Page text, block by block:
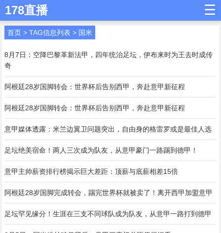
178直播 ☰
首页> TAG信息列表 > 国米
8月7日：空降巴黎革新法甲，四年统治足坛，伊布来时为王去时成传
奇
阿根廷28岁国脚转会：世界杯后告别西甲，奔赴意甲新征程
阿根廷28岁国脚转会：世界杯后告别西甲，奔赴意甲新征程
意甲媒体透露：米兰边翼卫问题突出，自由身的格雷罗或是最佳人选
足坛绝美宿命！两人三次成为队友，从意甲豪门一路踢到德甲！
意甲主帅薪资排行榜揭示巨大差距：顶薪与底薪相差15倍
阿根廷28岁国脚完成转会，踢完世界杯就被卖了！离开西甲加盟意甲
足坛罕见缘分！生涯在三支不同球队成为队友，从意甲一路打到德甲